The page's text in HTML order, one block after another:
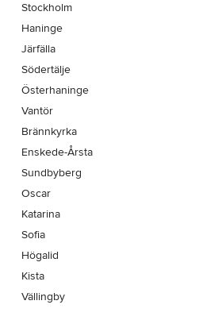
Stockholm
Haninge
Järfälla
Södertälje
Österhaninge
Vantör
Brännkyrka
Enskede-Årsta
Sundbyberg
Oscar
Katarina
Sofia
Högalid
Kista
Vällingby